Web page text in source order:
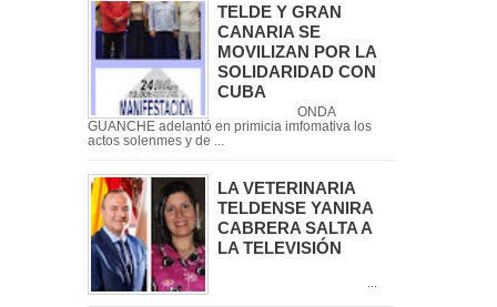
TELDE Y GRAN
CANARIA SE
MOVILIZAN POR LA
SOLIDARIDAD CON
CUBA
ONDA
GUANCHE adelantó en primicia imfomativa los
actos solenmes y de ...
LA VETERINARIA
TELDENSE YANIRA
CABRERA SALTA A
LA TELEVISIÓN